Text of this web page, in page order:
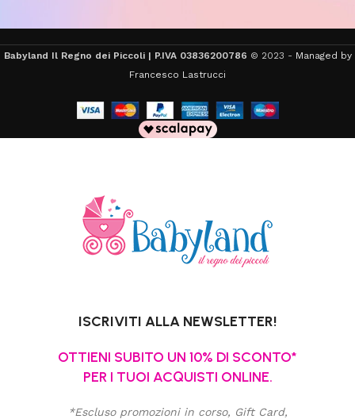
Babyland Il Regno dei Piccoli | P.IVA 03836200786 © 2023 - Managed by
Francesco Lastrucci
ISCRIVITI ALLA NEWSLETTER!
OTTIENI SUBITO UN 10% DI SCONTO*
PER I TUOI ACQUISTI ONLINE.
*Escluso promozioni in corso, Gift Card,